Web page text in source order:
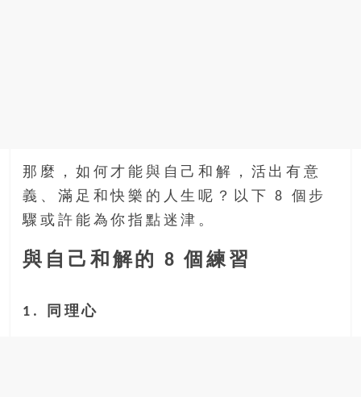
那麼，如何才能與自己和解，活出有意
義、滿足和快樂的人生呢？以下 8 個步
驟或許能為你指點迷津。
與自己和解的 8 個練習
1. 同理心